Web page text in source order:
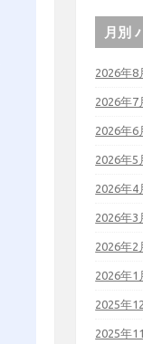
月別
2026年8
2026年7
2026年6
2026年5
2026年4
2026年3
2026年2
2026年1
2025年
2025年